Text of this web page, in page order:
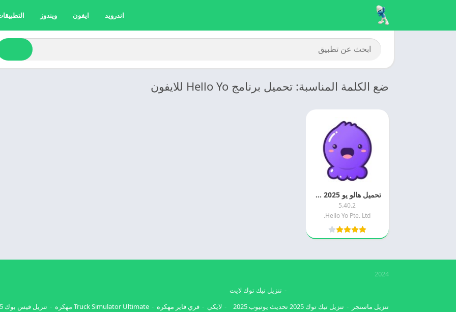
اندرويد ايفون ويندوز
ضع الكلمة المناسبة: تحميل برنامج Hello Yo للايفون
تحميل هالو يو 2025 Hello Yo مهكر اخر تحديث مجانا
5.40.2
Hello Yo Pte. Ltd.
2024
تنزيل ماسنجر تنزيل تيك توك 2025
تنزيل تيك توك لايت
تحديث يوتيوب 2025
لايكي فري فاير مهكره Truck Simulator Ultimate مهكره تنزيل فيس بوك 2025